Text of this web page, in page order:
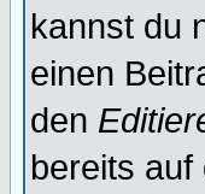
kannst du
einen
den
bereits auf